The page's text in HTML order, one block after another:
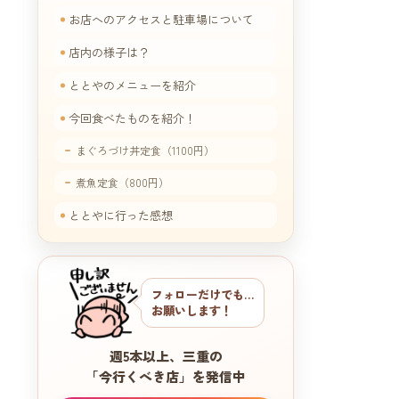
お店へのアクセスと駐車場について
店内の様子は？
ととやのメニューを紹介
今回食べたものを紹介！
まぐろづけ丼定食（1100円）
煮魚定食（800円）
ととやに行った感想
フォローだけでも…
お願いします！
週5本以上、三重の
「今行くべき店」を発信中